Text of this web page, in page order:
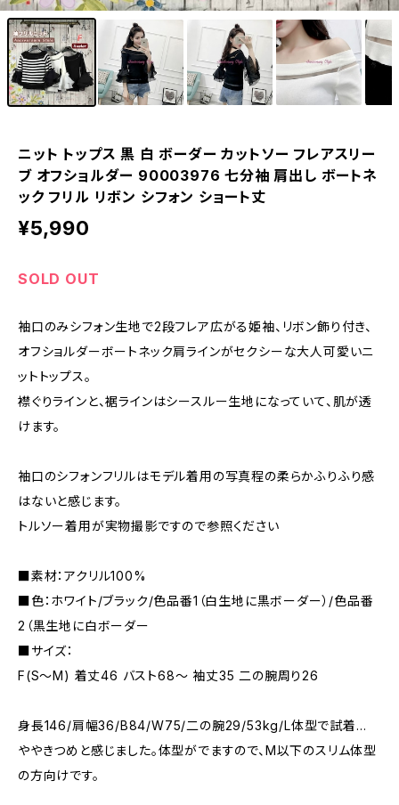
ニット トップス 黒 白 ボーダー カットソー フレアスリー
ブ オフショルダー 90003976 七分袖 肩出し ボートネ
ック フリル リボン シフォン ショート丈
¥5,990
SOLD OUT
袖口のみシフォン生地で2段フレア広がる姫袖、リボン飾り付き、
オフショルダーボートネック肩ラインがセクシーな大人可愛いニ
ットトップス。
襟ぐりラインと、裾ラインはシースルー生地になっていて、肌が透
けます。
袖口のシフォンフリルはモデル着用の写真程の柔らかふりふり感
はないと感じます。
トルソー着用が実物撮影ですので参照ください
■素材：アクリル100%
■色：ホワイト/ブラック/色品番1（白生地に黒ボーダー）/色品番
2（黒生地に白ボーダー
■サイズ：
F(S～M) 着丈46 バスト68～ 袖丈35 二の腕周り26
身長146/肩幅36/B84/W75/二の腕29/53kg/L体型で試着…
ややきつめと感じました。体型がでますので、M以下のスリム体型
の方向けです。